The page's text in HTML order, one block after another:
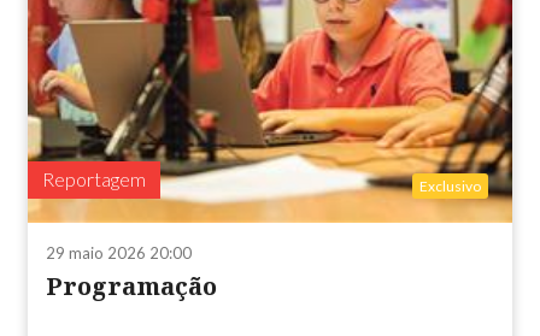
Reportagem Exclusivo
29 maio 2026 20:00
Programação